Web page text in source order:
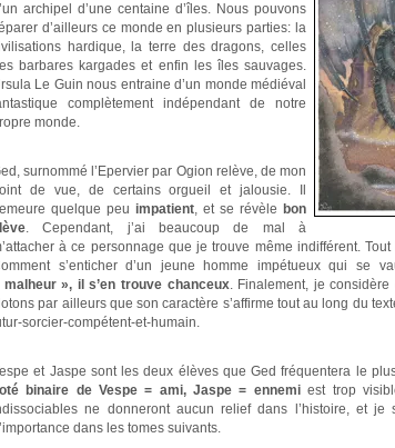
archipel d’une centaine d’îles. Nous pouvons
d’ailleurs ce monde en plusieurs parties: la
hardique, la terre des dragons, celles
barbares kargades et enfin les îles sauvages.
Le Guin nous entraine d’un monde médiéval
complètement indépendant de notre
monde.
surnommé l’Epervier par Ogion relève, de mon
de vue, de certains orgueil et jalousie. Il
quelque peu impatient, et se révèle bon
. Cependant, j’ai beaucoup de mal à
à ce personnage que je trouve même indifférent.
s’enticher d’un jeune homme impétueux qui se
malheur », il s’en trouve chanceux. Finalement, je
par ailleurs que son caractère s’affirme tout au long du
sorcier-compétent-et-humain.
et Jaspe sont les deux élèves que Ged fréquentera le
binaire de Vespe = ami, Jaspe = ennemiest trop
ne donneront aucun relief dans l’histoire, et
dans les tomes suivants.